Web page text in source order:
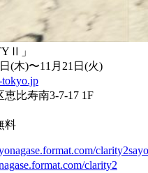
」
(木)〜11月21日(火)
比寿南3-7-17 1F
料
clarity2